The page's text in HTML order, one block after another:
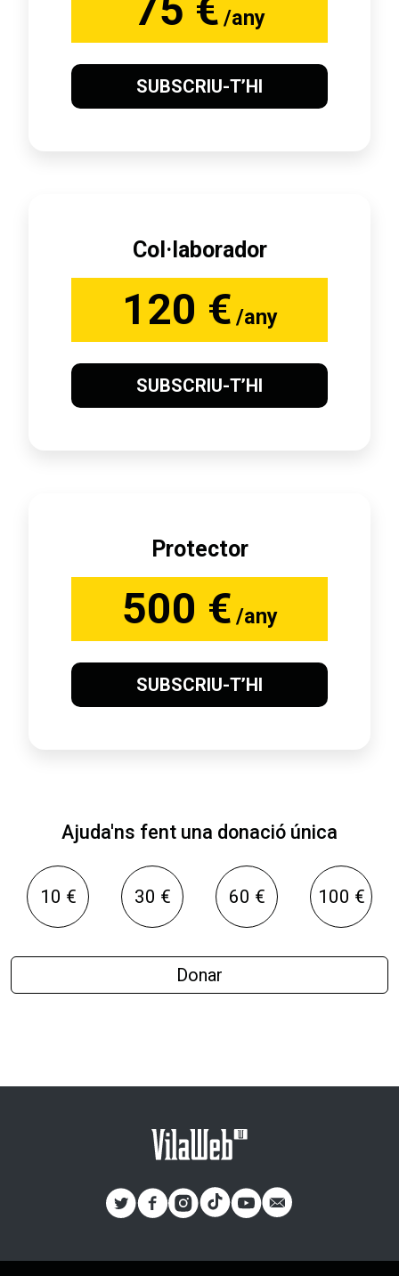
75 € /any
SUBSCRIU-T’HI
Col·laborador
120 € /any
SUBSCRIU-T’HI
Protector
500 € /any
SUBSCRIU-T’HI
Ajuda'ns fent una donació única
10 € 30 € 60 € 100 €
Donar